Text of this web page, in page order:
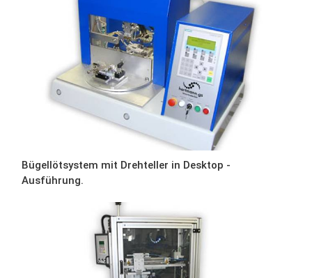
Bügellötsystem mit Drehteller in Desktop -
Ausführung.